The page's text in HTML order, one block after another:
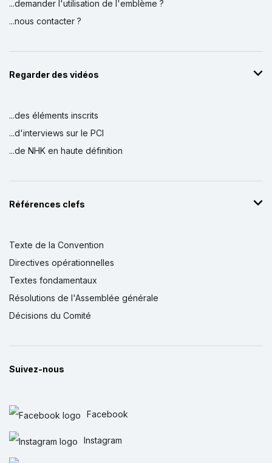
...demander l'utilisation de l'emblème ?
...nous contacter ?
Regarder des vidéos
...des éléments inscrits
...d'interviews sur le PCI
...de NHK en haute définition
Références clefs
Texte de la Convention
Directives opérationnelles
Textes fondamentaux
Résolutions de l'Assemblée générale
Décisions du Comité
Suivez-nous
Facebook
Instagram